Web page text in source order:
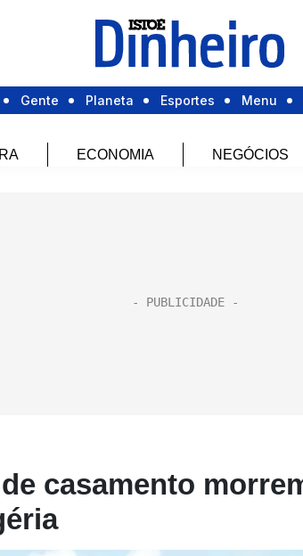
Gente Planeta Esportes Menu
ECONOMIA NEGÓCIOS
casamento